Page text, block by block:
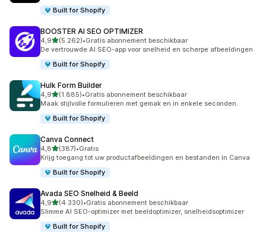
Built for Shopify
BOOSTER AI SEO OPTIMIZER
4,9van 5 sterren
(5.262)
5262 recensies in totaal
•Gratis abonnement beschikbaar
De vertrouwde AI SEO-app voor snelheid en scherpe afbeeldingen
Built for Shopify
Hulk Form Builder
4,9van 5 sterren
(1.885)
1885 recensies in totaal
•Gratis abonnement beschikbaar
Maak stijlvolle formulieren met gemak en in enkele seconden.
Built for Shopify
Canva Connect
4,8van 5 sterren
(387)
387 recensies in totaal
•Gratis
Krijg toegang tot uw productafbeeldingen en bestanden in Canva
Built for Shopify
Avada SEO Snelheid & Beeld
4,9van 5 sterren
(4.330)
4330 recensies in totaal
•Gratis abonnement beschikbaar
Slimme AI SEO-optimizer met beeldoptimizer, snelheidsoptimizer
Built for Shopify